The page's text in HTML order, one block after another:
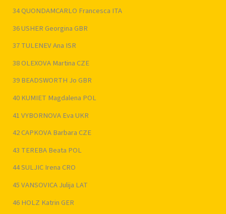
34 QUONDAMCARLO Francesca ITA
36 USHER Georgina GBR
37 TULENEV Ana ISR
38 OLEXOVA Martina CZE
39 BEADSWORTH Jo GBR
40 KUMIET Magdalena POL
41 VYBORNOVA Eva UKR
42 CAPKOVA Barbara CZE
43 TEREBA Beata POL
44 SULJIC Irena CRO
45 VANSOVICA Julija LAT
46 HOLZ Katrin GER